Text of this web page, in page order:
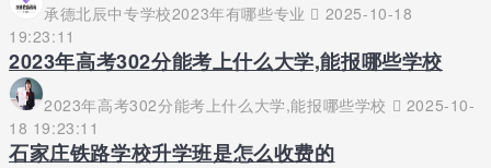
承德北辰中专学校2023年有哪些专业
2025-10-18
19:23:11
2023年高考302分能考上什么大学,能报哪些学校
2023年高考302分能考上什么大学,能报哪些学校
2025-10-
18 19:23:11
石家庄铁路学校升学班是怎么收费的